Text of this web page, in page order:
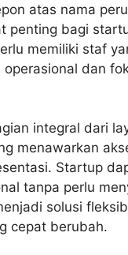
atas nama
penting bagi
memiliki staf
dan
integral dari
menawarkan
Startup
tanpa perlu
solusi
cepat berubah.